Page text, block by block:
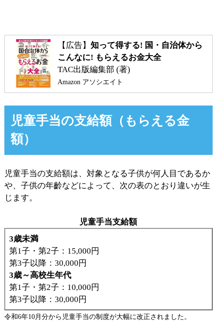
【広告】 知って得する! 国・自治体から
こんなに! もらえるお金大全
TAC出版編集部 (著)
Amazon アソシエイト
児童手当の支給額（もらえる金
額）
児童手当の支給額は、対象となる子供が何人目であるか
や、子供の年齡などによって、次の表のとおり違いが生
じます。
児童手当支給額
3歳未満
第1子・第2子：15,000円
第3子以降：30,000円
3歳～高校生年代
第1子・第2子：10,000円
第3子以降：30,000円
令和6年10月分から児童手当の制度が大幅に改正されました。